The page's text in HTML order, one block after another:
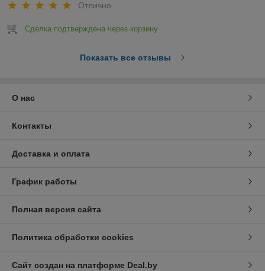
Отлично
Сделка подтверждена через корзину
Показать все отзывы
О нас
Контакты
Доставка и оплата
График работы
Полная версия сайта
Политика обработки cookies
Сайт создан на платформе Deal.by